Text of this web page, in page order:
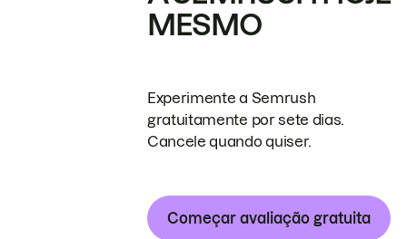
MESMO
Experimente a Semrush
gratuitamente por sete dias.
Cancele quando quiser.
Começar avaliação gratuita